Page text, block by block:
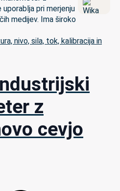
nivo, sila, tok, kalibracija in
z
cevjo